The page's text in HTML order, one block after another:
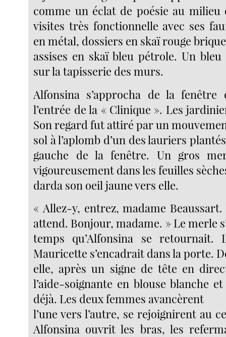
comme un éclat de poésie au milieu
visites très fonctionnelle avec ses
en métal, dossiers en skaï rouge
assises en skaï bleu pétrole. Un
sur la tapisserie des murs.
Alfonsina s’approcha de la
l’entrée de la « Clinique ». Les
Son regard fut attiré par un
sol à l’aplomb d’un des lauriers
gauche de la fenêtre. Un gros
vigoureusement dans les feuilles
darda son oeil jaune vers elle.
« Allez-y, entrez, madame
attend. Bonjour, madame. » Le merle
temps qu’Alfonsina se retournait.
Mauricette s’encadrait dans la porte.
elle, après un signe de tête en
l’aide-soignante en blouse blanche et
déjà. Les deux femmes avancèrent
l’une vers l’autre, se rejoignirent au
Alfonsina ouvrit les bras, les